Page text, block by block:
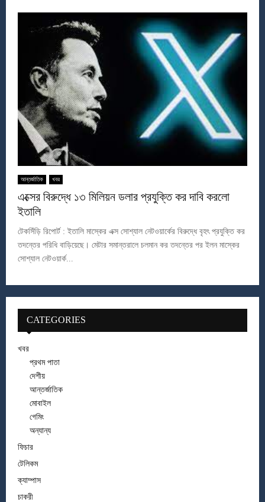
আন্তর্জাতিক খবর
এক্সের বিরুদ্ধে ১৩ মিলিয়ন ডলার প্রযুক্তি কর দাবি করলো
ইতালি
টেকসিঁড়ি রিপোর্ট : ইতালি মাস্কের এক্স সোশ্যাল নেটওয়ার্কের বিরুদ্ধে বৃহৎ প্রযুক্তি কর
তদন্তের পরিধি বাড়িয়েছে। মেটার সমান্তরালে চলমান কর তদন্তের পর ইলন মাস্কের
সোশ্যাল নেটওয়ার্ক...
CATEGORIES
খবর
প্রথম পাতা
দেশীয়
আন্তর্জাতিক
মোবাইল
গেমিং
অন্যান্য
ফিচার
টেলিকম
ক্যাম্পাস
চাকরী